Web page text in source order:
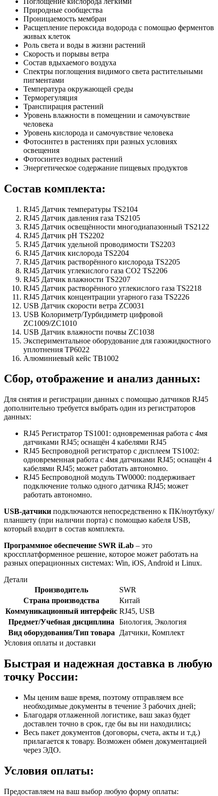
Природные сообщества
Проницаемость мембран
Расщепление пероксида водорода с помощью ферментов
живых клеток
Роль света и воды в жизни растений
Скорость и порывы ветра
Состав вдыхаемого воздуха
Спектры поглощения видимого света растительными
пигментами
Температура окружающей среды
Терморегуляция
Транспирация растений
Уровень влажности в помещении и самочувствие
человека
Уровень кислорода и самочувствие человека
Фотосинтез в растениях при разных условиях
освещения
Фотосинтез водных растений
Энергетическое содержание пищевых продуктов
Состав комплекта:
RJ45 Датчик температуры TS2104
RJ45 Датчик давления газа TS2105
RJ45 Датчик освещённости многодиапазонный TS2122
RJ45 Датчик рН TS2202
RJ45 Датчик удельной проводимости TS2203
RJ45 Датчик кислорода TS2204
RJ45 Датчик растворённого кислорода TS2205
RJ45 Датчик углекислого газа CO2 TS2206
RJ45 Датчик влажности TS2207
RJ45 Датчик растворённого углекислого газа TS2218
RJ45 Датчик концентрации угарного газа TS2226
USB Датчик скорости ветра ZC0031
USB Колориметр/Турбидиметр цифровой
ZC1009/ZC1010
USB Датчик влажности почвы ZC1038
Экспериментальное оборудование для газожидкостного
уплотнения TP6022
Алюминиевый кейс TB1002
Сбор, отображение и анализ данных:
Для снятия и регистрации данных с помощью датчиков RJ45
дополнительно требуется выбрать один из регистраторов
данных:
RJ45 Регистратор TS1001: одновременная работа с 4мя
датчиками RJ45; оснащён 4 кабелями RJ45
RJ45 Беспроводной регистратор с дисплеем TS1002:
одновременная работа с 4мя датчиками RJ45; оснащён 4
кабелями RJ45; может работать автономно.
RJ45 Беспроводной модуль TW0000: поддерживает
подключение только одного датчика RJ45; может
работать автономно.
USB-датчики подключаются непосредственно к ПК/ноутбуку/
планшету (при наличии порта) с помощью кабеля USB,
который входит в состав комплекта.
Программное обеспечение SWR iLab – это
кроссплатформенное решение, которое может работать на
разных операционных системах: Win, iOS, Android и Linux.
Детали
Производитель
SWR
Страна производства
Китай
Коммуникационный интерфейс RJ45, USB
Предмет/Учебная дисциплина
Биология, Экология
Вид оборудования/Тип товара
Датчики, Комплект
Условия оплаты и доставки
Быстрая и надежная доставка в любую
точку России:
Мы ценим ваше время, поэтому отправляем все
необходимые документы в течение 3 рабочих дней;
Благодаря отлаженной логистике, ваш заказ будет
доставлен точно в срок, где бы вы ни находились;
Весь пакет документов (договоры, счета, акты и т.д.)
прилагается к товару. Возможен обмен документацией
через ЭДО.
Условия оплаты:
Предоставляем на ваш выбор любую форму оплаты: